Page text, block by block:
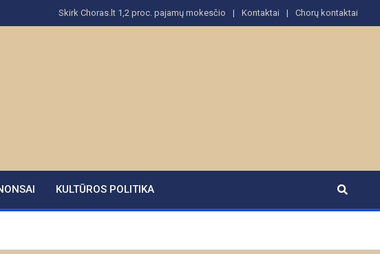
Skirk Choras.lt 1,2 proc. pajamų mokesčio Kontaktai Chorų kontaktai
KULTŪROS POLITIKA